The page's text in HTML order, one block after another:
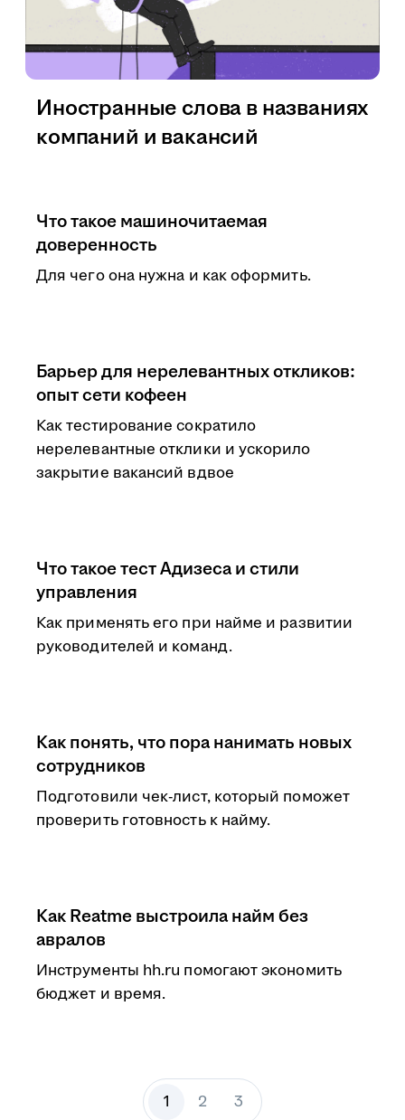
Иностранные слова в названиях
компаний и вакансий
Что такое машиночитаемая
доверенность
Для чего она нужна и как оформить.
Барьер для нерелевантных откликов:
опыт сети кофеен
Как тестирование сократило
нерелевантные отклики и ускорило
закрытие вакансий вдвое
Что такое тест Адизеса и стили
управления
Как применять его при найме и развитии
руководителей и команд.
Как понять, что пора нанимать новых
сотрудников
Подготовили чек-лист, который поможет
проверить готовность к найму.
Как Reatme выстроила найм без
авралов
Инструменты hh.ru помогают экономить
бюджет и время.
1 2 3